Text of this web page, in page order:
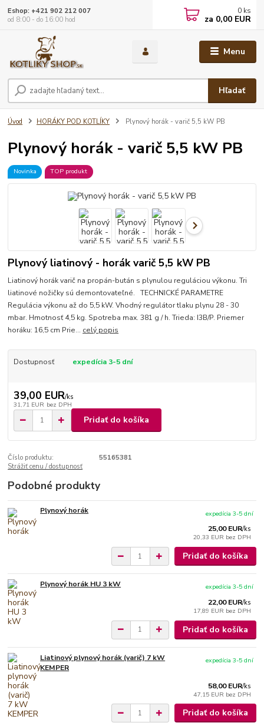
Menu
Hľadať
Eshop: +421 902 212 007
od 8:00 - do 16:00 hod
0 ks
za 0,00 EUR
Úvod HORÁKY POD KOTLÍKY Plynový horák - varič 5,5 kW PB
Plynový horák - varič 5,5 kW PB
Novinka TOP produkt
Plynový liatinový - horák varič 5,5 kW PB
Liatinový horák varič na propán-bután s plynulou reguláciou výkonu. Tri
liatinové nožičky sú demontovateľné. TECHNICKÉ PARAMETRE
Regulácia výkonu až do 5,5 kW. Vhodný regulátor tlaku plynu 28 - 30
mbar. Hmotnosť 4,5 kg. Spotreba max. 381 g / h. Trieda: I3B/P. Priemer
horáku: 16,5 cm Prie... celý popis
Dostupnosť expedícia 3-5 dní
39,00 EUR/ks
31,71 EUR bez DPH
Pridať do košíka
Číslo produktu:
55165381
Strážiť cenu / dostupnosť
Podobné produkty
Plynový horák
25,00 EUR/ks
20,33 EUR bez DPH
expedícia 3-5 dní
Pridať do košíka
Plynový horák HU 3 kW
22,00 EUR/ks
17,89 EUR bez DPH
expedícia 3-5 dní
Pridať do košíka
Liatinový plynový horák (varič) 7 kW
KEMPER
58,00 EUR/ks
47,15 EUR bez DPH
expedícia 3-5 dní
Pridať do košíka